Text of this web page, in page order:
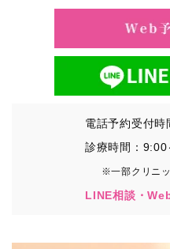
・その他、特定の個人を
②TCBグループが各種サ
日時、閲覧履歴等に関連
（これには、Cookie情報
関する情報を含みます。）
③TCBグループが第三者か
患者様の同意を得た上で
電話予約受付
診療時間：9:00
※一部クリニッ
LINE相談・